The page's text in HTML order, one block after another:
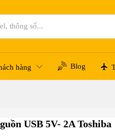
hàng Blog
USB 5V- 2A Toshiba